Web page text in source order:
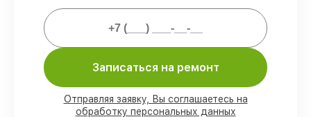
Мы гарантируем:
работ проводим в вашем
90%деталей Infratech есть в наличии в
мастерской или на складе в Казани,
Записаться на ремонт
Отправляя заявку, Вы соглашаетесь на
обработку персональных данных